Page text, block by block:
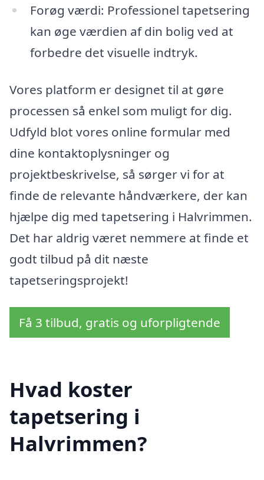
Forøg værdi: Professionel tapetsering
kan øge værdien af din bolig ved at
forbedre det visuelle indtryk.
Vores platform er designet til at gøre
processen så enkel som muligt for dig.
Udfyld blot vores online formular med
dine kontaktoplysninger og
projektbeskrivelse, så sørger vi for at
finde de relevante håndværkere, der kan
hjælpe dig med tapetsering i Halvrimmen.
Det har aldrig været nemmere at finde et
godt tilbud på dit næste
tapetseringsprojekt!
Få 3 tilbud, gratis og uforpligtende
Hvad koster
tapetsering i
Halvrimmen?